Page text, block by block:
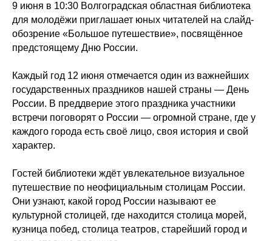
9 июня в 10:30 Волгоградская областная библиотека
для молодёжи приглашает юных читателей на слайд-
обозрение «Большое путешествие», посвящённое
предстоящему Дню России.
Каждый год 12 июня отмечается один из важнейших
государственных праздников нашей страны — День
России. В преддверие этого праздника участники
встречи поговорят о России — огромной стране, где у
каждого города есть своё лицо, своя история и свой
характер.
Гостей библиотеки ждёт увлекательное визуальное
путешествие по неофициальным столицам России.
Они узнают, какой город России называют ее
культурной столицей, где находится столица морей,
кузница побед, столица театров, старейший город и